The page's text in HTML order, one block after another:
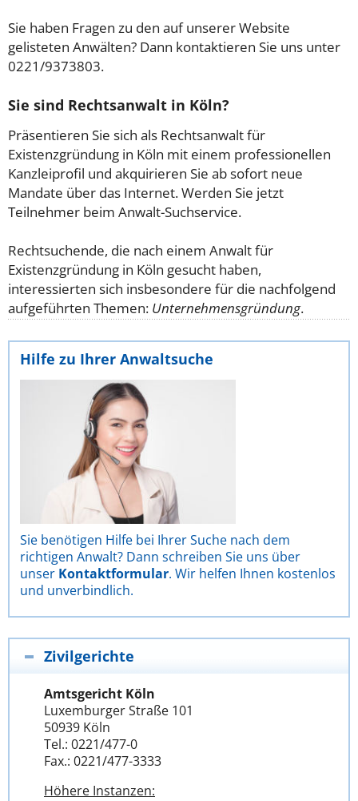
Sie haben Fragen zu den auf unserer Website
gelisteten Anwälten? Dann kontaktieren Sie uns unter
0221/9373803.
Sie sind Rechtsanwalt in Köln?
Präsentieren Sie sich als Rechtsanwalt für
Existenzgründung in Köln mit einem professionellen
Kanzleiprofil und akquirieren Sie ab sofort neue
Mandate über das Internet. Werden Sie jetzt
Teilnehmer beim Anwalt-Suchservice.
Rechtsuchende, die nach einem Anwalt für
Existenzgründung in Köln gesucht haben,
interessierten sich insbesondere für die nachfolgend
aufgeführten Themen: Unternehmensgründung.
Hilfe zu Ihrer Anwaltsuche
Sie benötigen Hilfe bei Ihrer Suche nach dem
richtigen Anwalt? Dann schreiben Sie uns über
unser Kontaktformular. Wir helfen Ihnen kostenlos
und unverbindlich.
Zivilgerichte
Amtsgericht Köln
Luxemburger Straße 101
50939 Köln
Tel.: 0221/477-0
Fax.: 0221/477-3333
Höhere Instanzen: